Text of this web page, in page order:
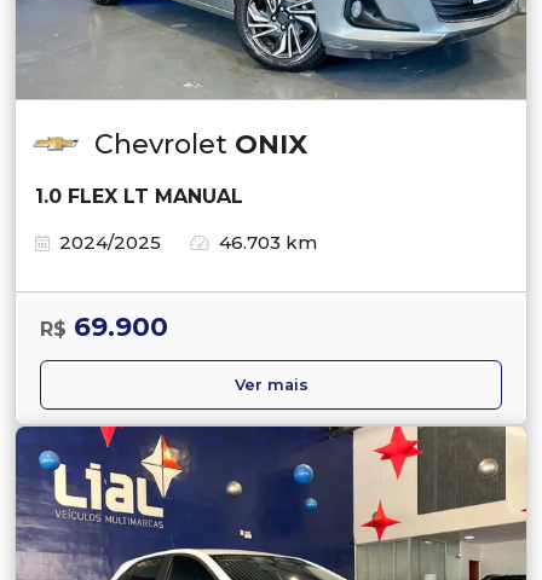
Chevrolet ONIX
1.0 FLEX LT MANUAL
2024/2025
46.703 km
R$ 69.900
Ver mais